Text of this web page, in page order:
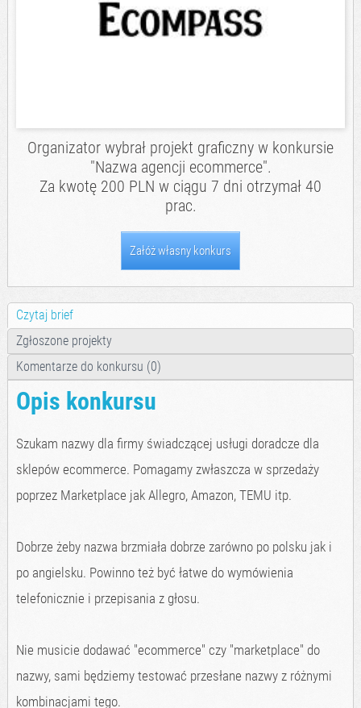
Organizator wybrał projekt graficzny w konkursie
"Nazwa agencji ecommerce".
Za kwotę 200 PLN w ciągu 7 dni otrzymał 40
prac.
Załóż własny konkurs
Czytaj brief
Zgłoszone projekty
Komentarze do konkursu (0)
Opis konkursu
Szukam nazwy dla firmy świadczącej usługi doradcze dla
sklepów ecommerce. Pomagamy zwłaszcza w sprzedaży
poprzez Marketplace jak Allegro, Amazon, TEMU itp.
Dobrze żeby nazwa brzmiała dobrze zarówno po polsku jak i
po angielsku. Powinno też być łatwe do wymówienia
telefonicznie i przepisania z głosu.
Nie musicie dodawać "ecommerce" czy "marketplace" do
nazwy, sami będziemy testować przesłane nazwy z różnymi
kombinacjami tego.